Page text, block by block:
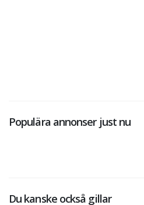
Populära annonser just nu
Du kanske också gillar